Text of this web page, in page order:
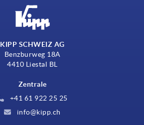
KIPP SCHWEIZ AG
Benzburweg 18A
4410 Liestal BL
Zentrale
+41 61 922 25 25
info@kipp.ch